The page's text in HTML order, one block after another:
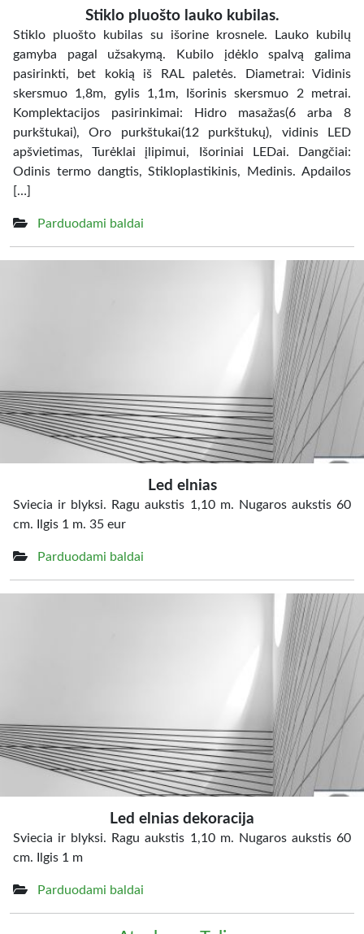
Stiklo pluošto lauko kubilas.
Stiklo pluošto kubilas su išorine krosnele. Lauko kubilų
gamyba pagal užsakymą. Kubilo įdėklo spalvą galima
pasirinkti, bet kokią iš RAL paletės. Diametrai: Vidinis
skersmuo 1,8m, gylis 1,1m, Išorinis skersmuo 2 metrai.
Komplektacijos pasirinkimai: Hidro masažas(6 arba 8
purkštukai), Oro purkštukai(12 purkštukų), vidinis LED
apšvietimas, Turėklai įlipimui, Išoriniai LEDai. Dangčiai:
Odinis termo dangtis, Stikloplastikinis, Medinis. Apdailos
[…]
Parduodami baldai
Led elnias
Sviecia ir blyksi. Ragu aukstis 1,10 m. Nugaros aukstis 60
cm. Ilgis 1 m. 35 eur
Parduodami baldai
Led elnias dekoracija
Sviecia ir blyksi. Ragu aukstis 1,10 m. Nugaros aukstis 60
cm. Ilgis 1 m
Parduodami baldai